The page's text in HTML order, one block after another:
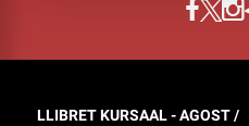
LLIBRET KURSAAL - AGOST /